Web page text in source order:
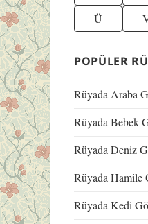
Ü
POPÜLER
Rüyada Araba
Rüyada Bebek
Rüyada Deniz
Rüyada Hamile
Rüyada Kedi